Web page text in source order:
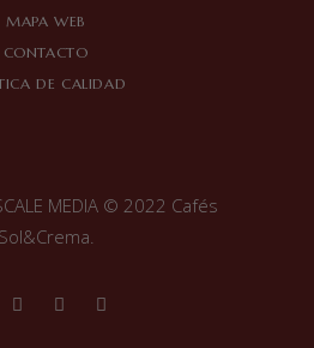
MAPA WEB
CONTACTO
DE CALIDAD
MEDIA© 2022 Cafés
Sol&Crema.